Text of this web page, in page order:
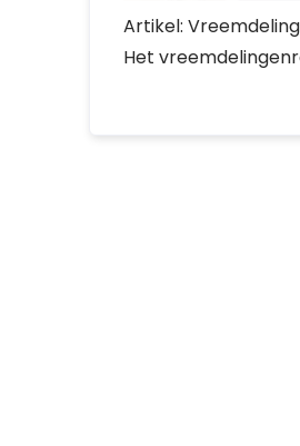
Artikel:
Het